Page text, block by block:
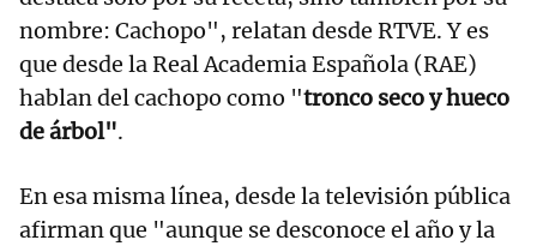
nombre: Cachopo", relatan desde RTVE. Y es
que desde la Real Academia Española (RAE)
hablan del cachopo como "tronco seco y hueco
de árbol".
En esa misma línea, desde la televisión pública
afirman que "aunque se desconoce el año y la